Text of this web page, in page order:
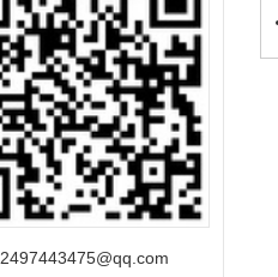
2497443475@qq.com